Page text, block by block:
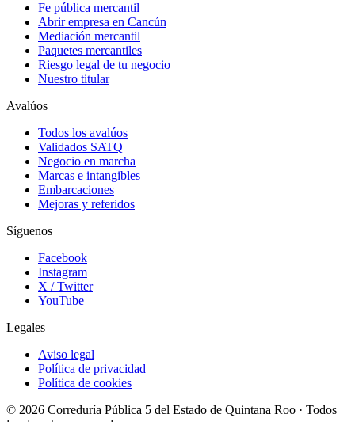
Fe pública mercantil
Abrir empresa en Cancún
Mediación mercantil
Paquetes mercantiles
Riesgo legal de tu negocio
Nuestro titular
Avalúos
Todos los avalúos
Validados SATQ
Negocio en marcha
Marcas e intangibles
Embarcaciones
Mejoras y referidos
Síguenos
Facebook
Instagram
X / Twitter
YouTube
Legales
Aviso legal
Política de privacidad
Política de cookies
© 2026 Correduría Pública 5 del Estado de Quintana Roo · Todos